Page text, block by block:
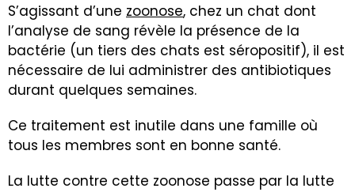
S’agissant d’une zoonose, chez un chat dont
l’analyse de sang révèle la présence de la
bactérie (un tiers des chats est séropositif), il est
nécessaire de lui administrer des antibiotiques
durant quelques semaines.
Ce traitement est inutile dans une famille où
tous les membres sont en bonne santé.
La lutte contre cette zoonose passe par la lutte